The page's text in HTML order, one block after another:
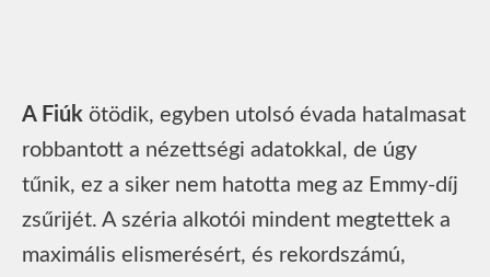
A Fiúk ötödik, egyben utolsó évada hatalmasat
robbantott a nézettségi adatokkal, de úgy
tűnik, ez a siker nem hatotta meg az Emmy-díj
zsűrijét. A széria alkotói mindent megtettek a
maximális elismerésért, és rekordszámú,